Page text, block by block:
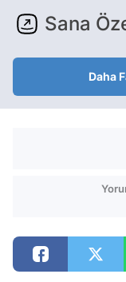
Sana
Daha